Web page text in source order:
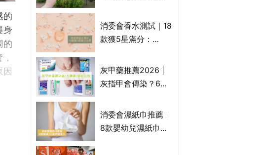
的
身
的
品 MUJI、
Francfranc、
消委會香水測試｜18
款獲5星滿分：
ARMANI、Marks &
Spencer、CHANEL
灰甲藥推薦2026 |
灰指甲會傳染？6款
膏/抗甲癬油劑的功
效/價格比較：羅霉
消委會濕紙巾推薦︱
8款嬰幼兒濕紙巾獲